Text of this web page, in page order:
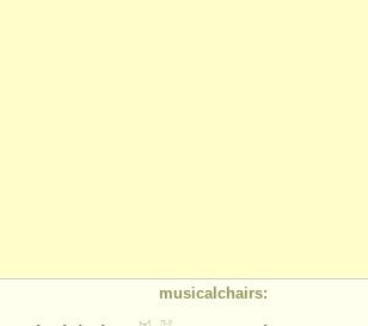
musicalchairs: